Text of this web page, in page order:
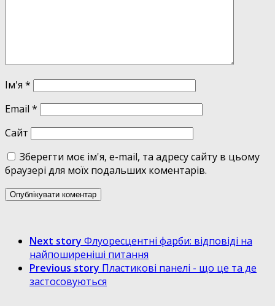
Ім'я *
Email *
Сайт
Зберегти моє ім'я, e-mail, та адресу сайту в цьому
браузері для моїх подальших коментарів.
Next story Флуоресцентні фарби: відповіді на
найпоширеніші питання
Previous story Пластикові панелі - що це та де
застосовуються